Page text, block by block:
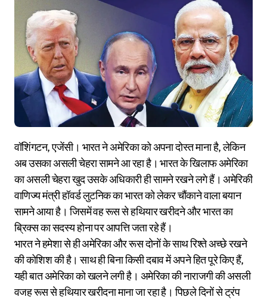
वॉशिंगटन, एजेंसी। भारत ने अमेरिका को अपना दोस्त माना है, लेकिन
अब उसका असली चेहरा सामने आ रहा है। भारत के खिलाफ अमेरिका
का असली चेहरा खुद उसके अधिकारी ही सामने रखने लगे हैं। अमेरिकी
वाणिज्य मंत्री हॉवर्ड लुटनिक का भारत को लेकर चौंकाने वाला बयान
सामने आया है। जिसमें वह रूस से हथियार खरीदने और भारत का
ब्रिक्स का सदस्य होना पर आपत्ति जता रहे हैं।
भारत ने हमेशा से ही अमेरिका और रूस दोनों के साथ रिश्ते अच्छे रखने
की कोशिश की है। साथ ही बिना किसी दबाव में अपने हित पूरे किए हैं,
यही बात अमेरिका को खलने लगी है। अमेरिका की नाराजगी की असली
वजह रूस से हथियार खरीदना माना जा रहा है। पिछले दिनों से ट्रंप